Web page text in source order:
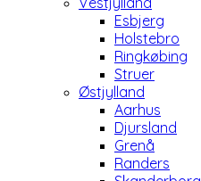
Esbjerg
Holstebro
Ringkøbing
Struer
Østjylland
Aarhus
Djursland
Grenå
Randers